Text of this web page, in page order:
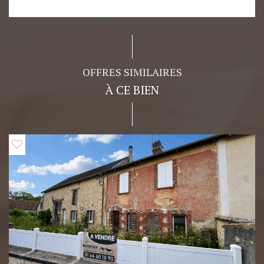
OFFRES SIMILAIRES
À CE BIEN